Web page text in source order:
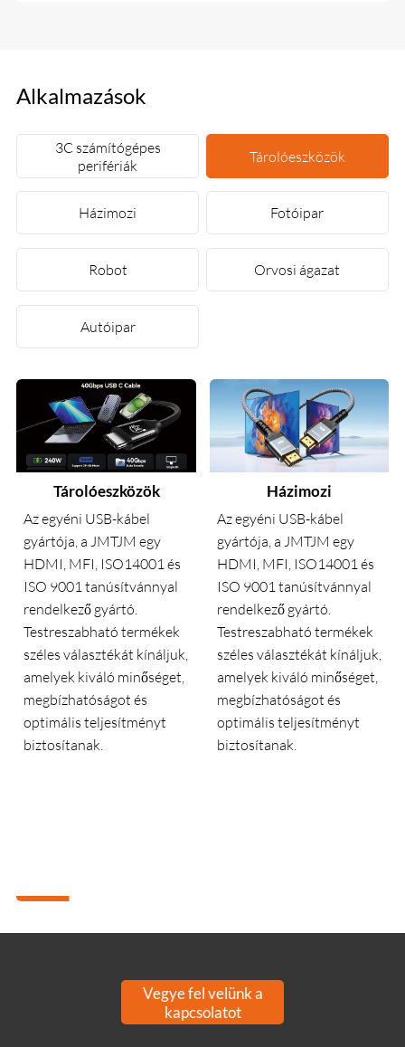
Alkalmazások
3C számítógépes
perifériák
Tárolóeszközök
Házimozi Fotóipar
Robot Orvosi ágazat
Autóipar
Tárolóeszközök
Az egyéni USB-kábel
gyártója, a JMTJM egy
HDMI, MFI, ISO14001 és
ISO 9001 tanúsítvánnyal
rendelkező gyártó.
Testreszabható termékek
széles választékát kínáljuk,
amelyek kiváló minőséget,
megbízhatóságot és
optimális teljesítményt
biztosítanak.
Házimozi
Az egyéni USB-kábel
gyártója, a JMTJM egy
HDMI, MFI, ISO14001 és
ISO 9001 tanúsítvánnyal
rendelkező gyártó.
Testreszabható termékek
széles választékát kínáljuk,
amelyek kiváló minőséget,
megbízhatóságot és
optimális teljesítményt
biztosítanak.
Vegye fel velünk a
kapcsolatot